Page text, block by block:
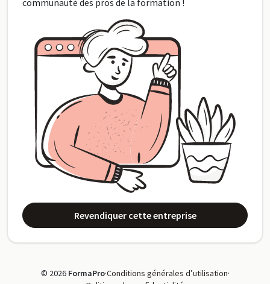
communauté des pros de la formation !
Revendiquer cette entreprise
© 2026 FormaPro·Conditions générales d’utilisation·